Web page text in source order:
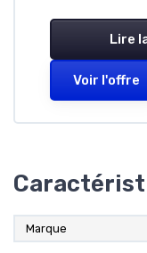
Lire
Voir l'offre
Marque